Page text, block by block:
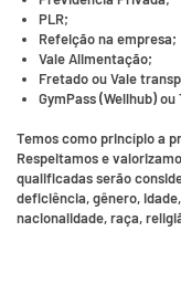
PLR;
Refeição na empresa;
Vale Alimentação;
Fretado ou Vale
GymPass (Wellhub) ou
Temos como princípio a
Respeitamos e
qualificadas serão
deficiência, gênero,
nacionalidade, raça,